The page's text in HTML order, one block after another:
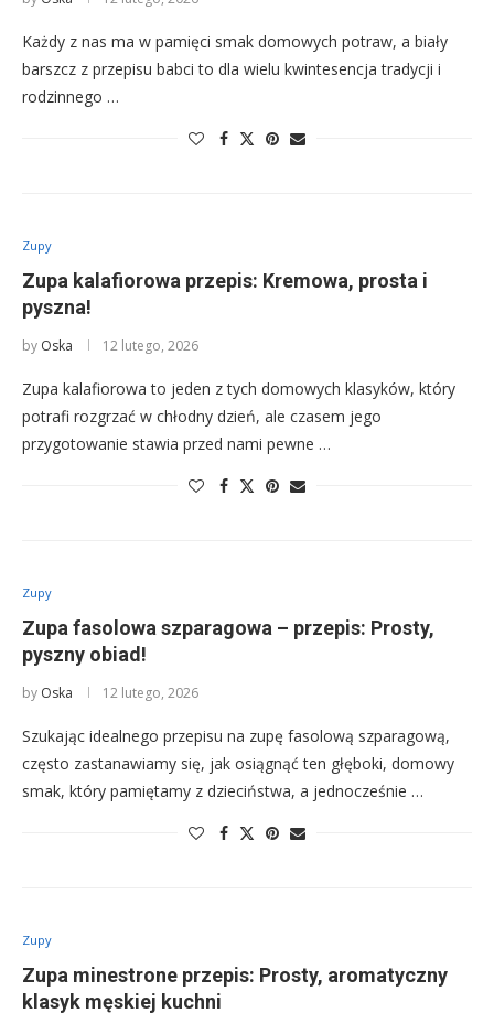
Każdy z nas ma w pamięci smak domowych potraw, a biały
barszcz z przepisu babci to dla wielu kwintesencja tradycji i
rodzinnego …
Zupy
Zupa kalafiorowa przepis: Kremowa, prosta i
pyszna!
by Oska 12 lutego, 2026
Zupa kalafiorowa to jeden z tych domowych klasyków, który
potrafi rozgrzać w chłodny dzień, ale czasem jego
przygotowanie stawia przed nami pewne …
Zupy
Zupa fasolowa szparagowa – przepis: Prosty,
pyszny obiad!
by Oska 12 lutego, 2026
Szukając idealnego przepisu na zupę fasolową szparagową,
często zastanawiamy się, jak osiągnąć ten głęboki, domowy
smak, który pamiętamy z dzieciństwa, a jednocześnie …
Zupy
Zupa minestrone przepis: Prosty, aromatyczny
klasyk męskiej kuchni